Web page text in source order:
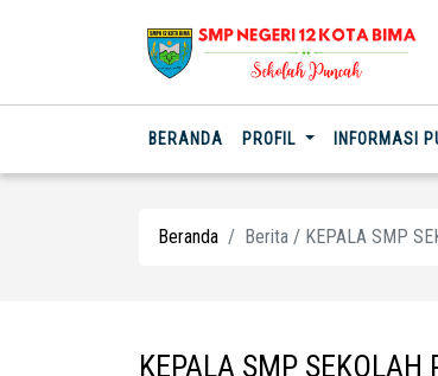
BERANDA (CURRENT)
PROFIL INFORMASI
Beranda Berita / KEPALA SMP
KEPALA SMP